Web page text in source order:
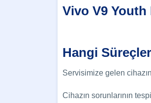
Vivo V9 Youth
Hangi
Servisimize gelen
Cihazın sorunlarının